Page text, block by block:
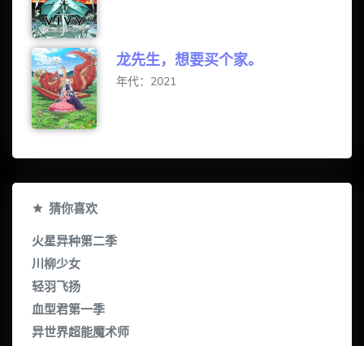
龙先生，想要买个家。
年代：2021
猜你喜欢
火星异种第二季
川柳少女
轻羽飞扬
血型君第一季
异世界超能魔术师